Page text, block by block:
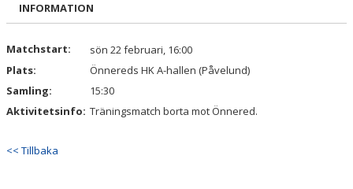
KALENDER
VÅRA LAG & LEDARE
MATCHER
ÅRSMÖTEN
INFORMATION
Matchstart:
sön 22 februari, 16:00
Plats:
Önnereds HK A-hallen (Påvelund)
Samling:
15:30
Aktivitetsinfo: Träningsmatch borta mot Önnered.
<< Tillbaka